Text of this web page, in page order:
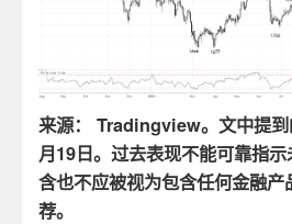
来源： Tradingview。文中提
月19日。过去表现不能可靠指
含也不应被视为包含任何金融
荐。